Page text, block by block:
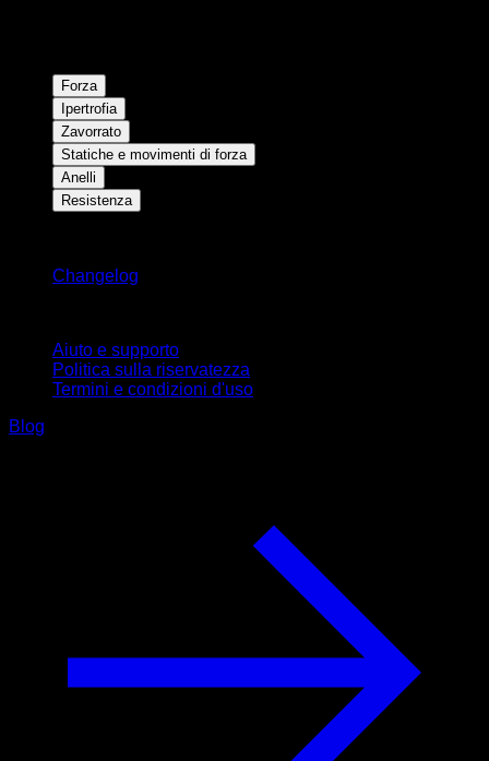
Forza
Ipertrofia
Zavorrato
Statiche e movimenti di forza
Anelli
Resistenza
Changelog
Aiuto e supporto
Politica sulla riservatezza
Termini e condizioni d'uso
Blog